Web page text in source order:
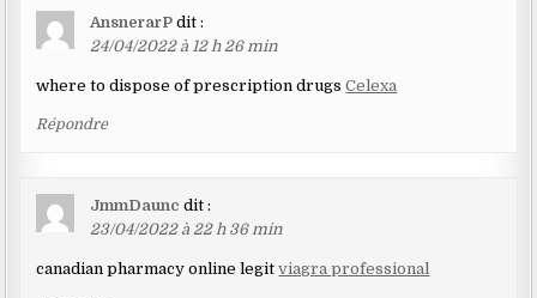
AnsnerarP dit :
24/04/2022 à 12 h 26 min
where to dispose of prescription drugsCelexa
Répondre
JmmDaunc dit :
23/04/2022 à 22 h 36 min
canadian pharmacy online legitviagra professional